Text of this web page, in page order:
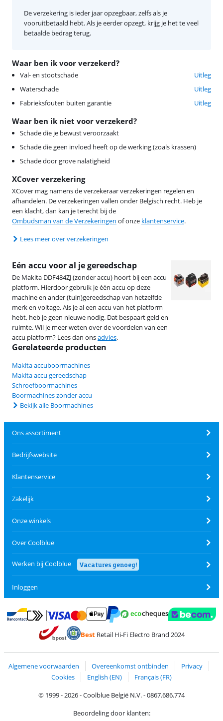
Waar ben ik voor verzekerd?
Val- en stootschade
Uitleg
Waterschade
Uitleg
Fabrieksfouten buiten garantie
Uitleg
Waar ben ik niet voor verzekerd?
Schade die je bewust veroorzaakt
Schade die geen invloed heeft op de werking (zoals krassen)
Schade door grove nalatigheid
XCover verzekering
XCover mag namens de verzekeraar verzekeringen regelen en
afhandelen. De verzekeringen vallen onder Belgisch recht. Heb je
een klacht, dan kan je terecht bij de
Ombudsman van de Verzekeringen of onze klantenservice.
Lees meer over verzekeringen
De verzekering is ieder jaar opzegbaar, zelfs als je
vooruitbetaald hebt. Als je eerder opzegt, krijg je het te veel
betaalde bedrag terug.
Eén accu voor al je gereedschap
De Makita DDF484ZJ (zonder accu) hoort bij een accu
platform. Hierdoor gebruik je één accu op deze
machine en ander (tuin)gereedschap van hetzelfde
merk en voltage. Als je al een accu van het platform
hebt, heb je geen nieuwe nodig. Dat bespaart geld en
ruimte. Wil je meer weten over de voordelen van een
accu platform? Lees dan onsadvies.
Gerelateerde producten
Makita accuboormachines
Makita accu gereedschap
Schroefboormachines
Boormachines zonder accu
Bekijk alle Boormachines
Ons assortiment
Bedrijfswebsite
Klantenservice
Zakelijk
Onze winkels
Over Coolblue
Werken bij Coolblue Vacatures genoeg!
Inloggen
Betalen met Bancontact
Betalen met MasterCard en Visa via ClickToPay
BestRetail Hi-Fi Electro Brand 2024
Algemene voorwaarden Overeenkomst ontbinden
Privacy
Cookies
English (EN)
Français (FR)
© 1999 - 2026 - Coolblue België N.V. - 0867.686.774
Beoordeling door klanten: